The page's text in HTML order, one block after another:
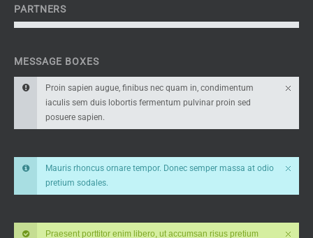
PARTNERS
MESSAGE BOXES
Proin sapien augue, finibus nec quam in, condimentum
iaculis sem duis lobortis fermentum pulvinar proin sed
posuere sapien.
Mauris rhoncus ornare tempor. Donec semper massa at odio
pretium sodales.
Praesent porttitor enim libero, ut accumsan risus pretium